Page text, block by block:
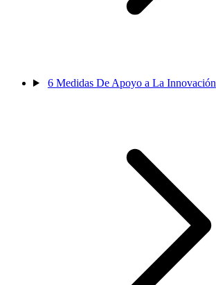
6 Medidas De Apoyo a La Innovación